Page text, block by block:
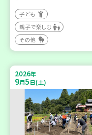
子ども
親子で楽しむ
その他
2026年
9月5日(土)